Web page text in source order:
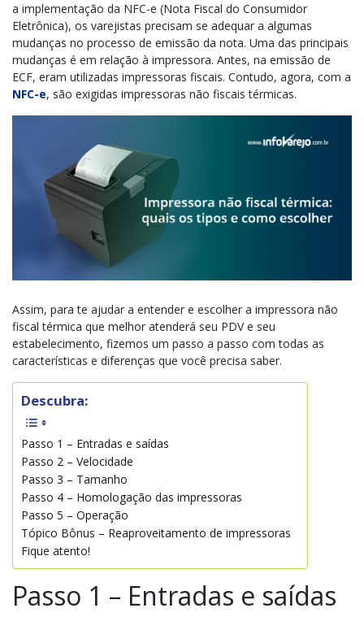
a implementação da NFC-e (Nota Fiscal do Consumidor
Eletrônica), os varejistas precisam se adequar a algumas
mudanças no processo de emissão da nota. Uma das principais
mudanças é em relação à impressora. Antes, na emissão de
ECF, eram utilizadas impressoras fiscais. Contudo, agora, com a
NFC-e, são exigidas impressoras não fiscais térmicas.
Assim, para te ajudar a entender e escolher a impressora não
fiscal térmica que melhor atenderá seu PDV e seu
estabelecimento, fizemos um passo a passo com todas as
características e diferenças que você precisa saber.
Descubra:
Passo 1 – Entradas e saídas
Passo 2 – Velocidade
Passo 3 – Tamanho
Passo 4 – Homologação das impressoras
Passo 5 – Operação
Tópico Bônus – Reaproveitamento de impressoras
Fique atento!
Passo 1 – Entradas e saídas